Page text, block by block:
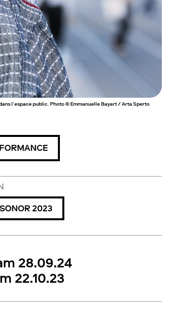
l’espace public. Photo © Emmanuelle Bayart / Arta Sperto
2023
28.09.24
22.10.23